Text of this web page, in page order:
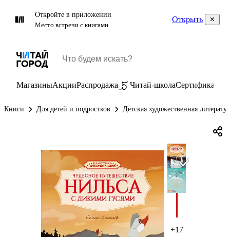
Откройте в приложении
Место встречи с книгами
Открыть
МагазиныАкцииРаспродажа Читай-школаСертификаты
Книги Для детей и подростков Детская художественная
+17